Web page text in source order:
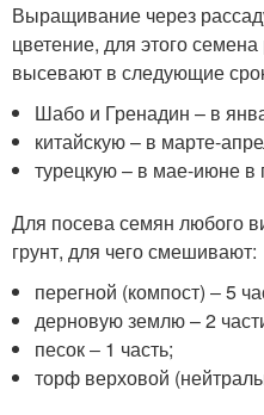
Выращивание через
цветение, для этого
высевают в следующие
Шабо и Гренадин – в
китайскую – в марте-
турецкую – в мае-июне в
Для посева семян любого
грунт, для чего смешивают:
перегной (компост) ‒ 5
дерновую землю – 2
песок ‒ 1 часть;
торф верховой